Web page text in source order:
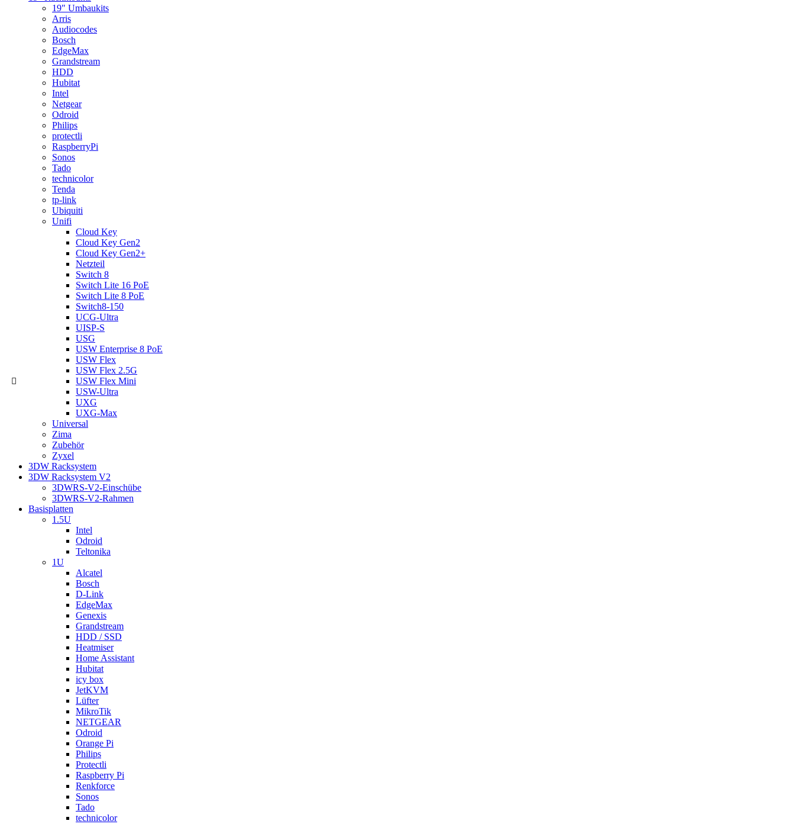
19" Umbaukits
Arris
Audiocodes
Bosch
EdgeMax
Grandstream
HDD
Hubitat
Intel
Netgear
Odroid
Philips
protectli
RaspberryPi
Sonos
Tado
technicolor
Tenda
tp-link
Ubiquiti
Unifi
Cloud Key
Cloud Key Gen2
Cloud Key Gen2+
Netzteil
Switch 8
Switch Lite 16 PoE
Switch Lite 8 PoE
Switch8-150
UCG-Ultra
UISP-S
USG
USW Enterprise 8 PoE
USW Flex
USW Flex 2.5G
USW Flex Mini
USW-Ultra
UXG
UXG-Max
Universal
Zima
Zubehör
Zyxel
3DW Racksystem
3DW Racksystem V2
3DWRS-V2-Einschübe
3DWRS-V2-Rahmen
Basisplatten
1.5U
Intel
Odroid
Teltonika
1U
Alcatel
Bosch
D-Link
EdgeMax
Genexis
Grandstream
HDD / SSD
Heatmiser
Home Assistant
Hubitat
icy box
JetKVM
Lüfter
MikroTik
NETGEAR
Odroid
Orange Pi
Philips
Protectli
Raspberry Pi
Renkforce
Sonos
Tado
technicolor